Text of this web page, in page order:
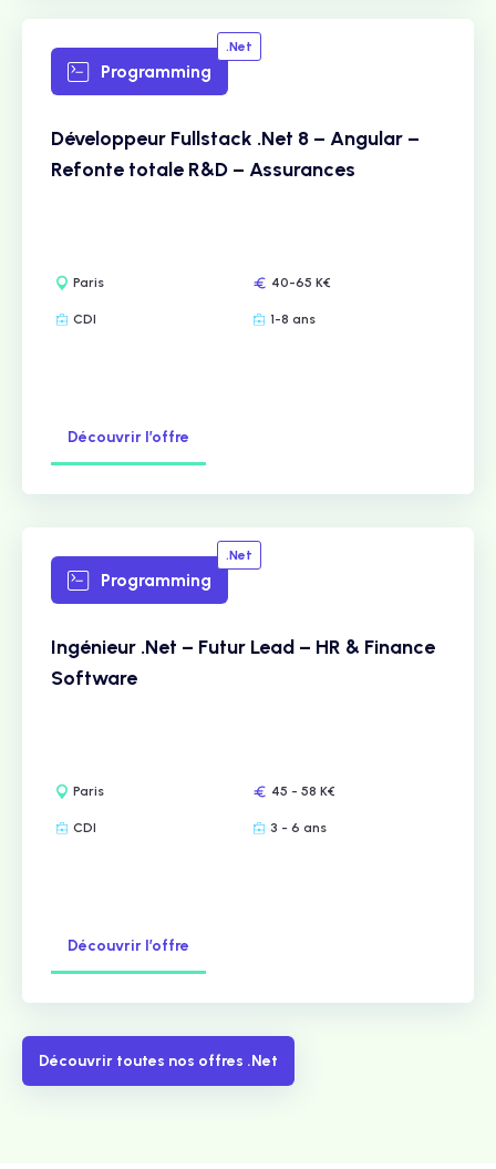
Programming
.Net
Développeur Fullstack .Net 8 – Angular –
Refonte totale R&D – Assurances
Paris 40-65 K€
CDI 1-8 ans
Découvrir l’offre
Programming
.Net
Ingénieur .Net – Futur Lead – HR & Finance
Software
Paris 45 - 58 K€
CDI 3 - 6 ans
Découvrir l’offre
Découvrir toutes nos offres .Net